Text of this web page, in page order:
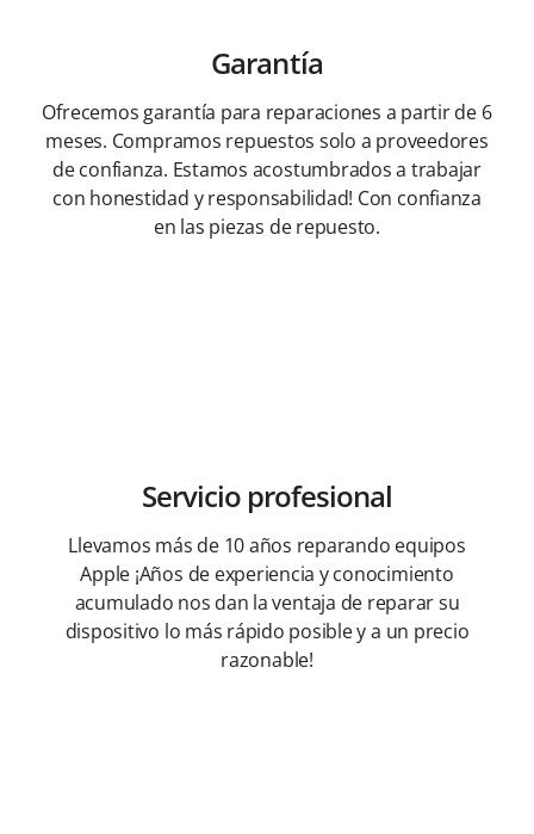
Garantía
Ofrecemos garantía para reparaciones a partir de 6
meses. Compramos repuestos solo a proveedores
de confianza. Estamos acostumbrados a trabajar
con honestidad y responsabilidad! Con confianza
en las piezas de repuesto.
Servicio profesional
Llevamos más de 10 años reparando equipos
Apple ¡Años de experiencia y conocimiento
acumulado nos dan la ventaja de reparar su
dispositivo lo más rápido posible y a un precio
razonable!